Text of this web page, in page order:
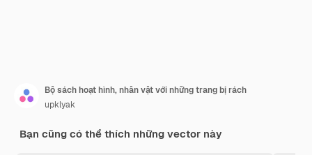
Bộ sách hoạt hình, nhân vật với những trang bị rách
upklyak
Bạn cũng có thể thích những vector này